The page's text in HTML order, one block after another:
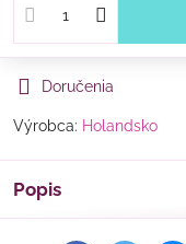
Doručenia
Výrobca: Holandsko
Popis